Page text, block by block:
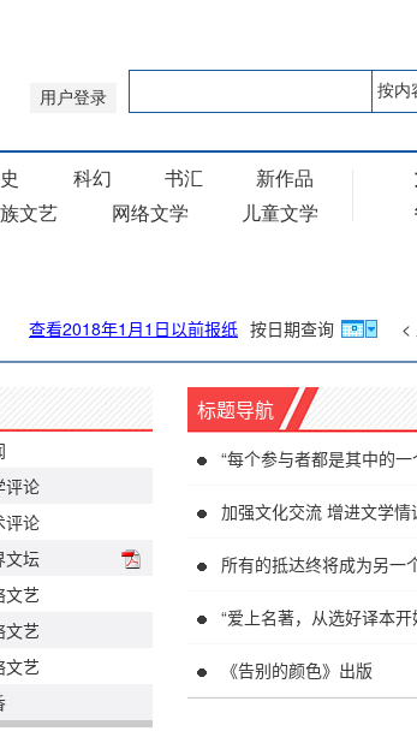
查看2018年1月1日以前报纸 按日期查询 <
评论
评论
文坛
文艺
文艺
文艺
标题导航
“每个参与者都是其中的一
加强文化交流 增进文学情
所有的抵达终将成为另一
“爱上名著，从选好译本开
《告别的颜色》出版